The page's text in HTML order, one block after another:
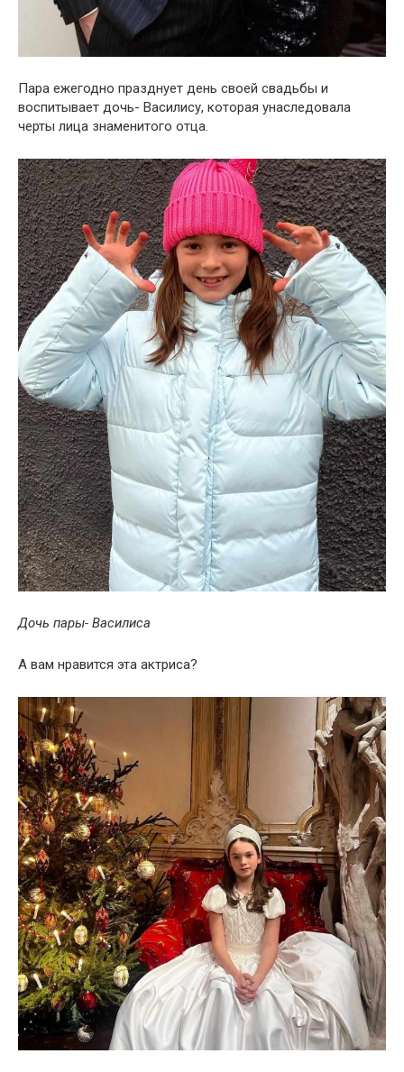
Пара ежегодно празднует день своей свадьбы и
воспитывает дочь- Василису, которая унаследовала
черты лица знаменитого отца.
Дочь пары- Василиса
А вам нравится эта актриса?